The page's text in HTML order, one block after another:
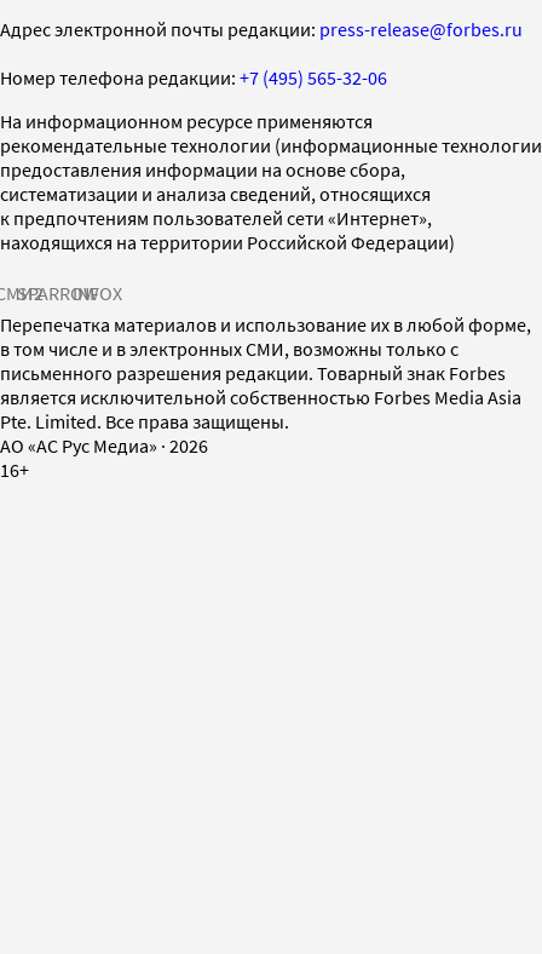
Адрес электронной почты редакции: press-release@forbes.ru
Номер телефона редакции: +7 (495) 565-32-06
На информационном ресурсе применяются
рекомендательные технологии (информационные технологии
предоставления информации на основе сбора,
систематизации и анализа сведений, относящихся
к предпочтениям пользователей сети «Интернет»,
находящихся на территории Российской Федерации)
SPARROWINFOX
Перепечатка материалов и использование их в любой форме,
в том числе и в электронных СМИ, возможны только с
письменного разрешения редакции. Товарный знак Forbes
является исключительной собственностью Forbes Media Asia
Pte. Limited. Все права защищены.
AO «АС Рус Медиа» · 2026
16+